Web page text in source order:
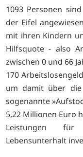
1093 Personen
der Eifel
mit ihren Kindern
Hilfsquote - also
zwischen 0 und 66
170
um damit über
sogenannte
5,22 Millionen Euro
Leistungen
Lebensunterhalt